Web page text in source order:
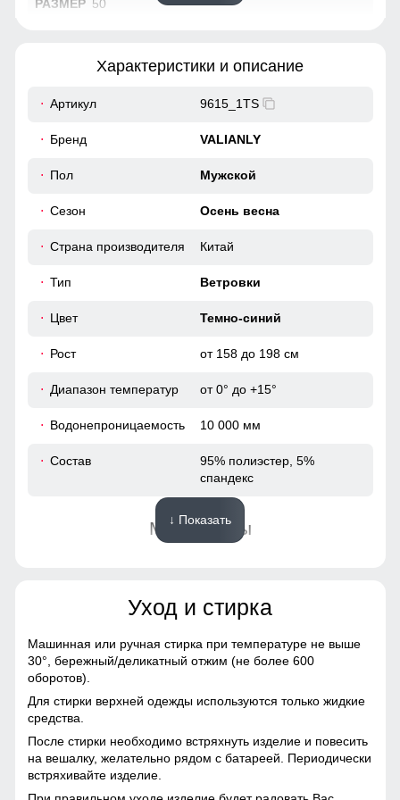
50
50
56
Характеристики и описание
Артикул 9615_1TS
Бренд VALIANLY
Пол Мужской
Сезон Осень весна
Страна производителя Китай
Тип Ветровки
Цвет Темно-синий
Рост от 158 до 198 см
Диапазон температур от 0° до +15°
Водонепроницаемость 10 000 мм
Состав
95% полиэстер, 5%
спандекс
Материалы
Полиэстер
Материал подкладки
Фактура материала
Тип ткани
Технологичная ткань
Windstopper
↓ Показать
Уход и стирка
Машинная или ручная стирка при температуре не выше
30°, бережный/деликатный отжим (не более 600
оборотов).
Для стирки верхней одежды используются только жидкие
средства.
После стирки необходимо встряхнуть изделие и повесить
на вешалку, желательно рядом с батареей. Периодически
встряхивайте изделие.